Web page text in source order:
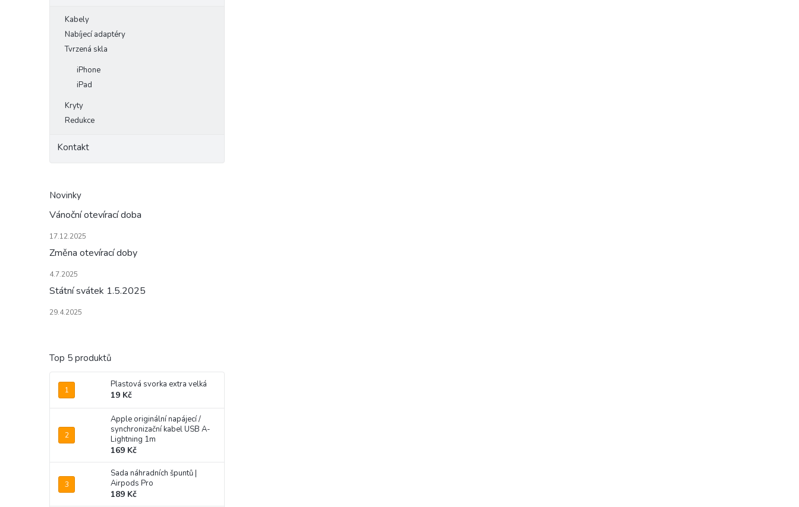
Kabely
Nabíjecí adaptéry
Tvrzená skla
iPhone
iPad
Kryty
Redukce
Kontakt
Novinky
Vánoční otevírací doba
17.12.2025
Změna otevírací doby
4.7.2025
Státní svátek 1.5.2025
29.4.2025
Top 5 produktů
Plastová svorka extra velká
19 Kč
Apple originální napájecí /
synchronizační kabel USB A-
Lightning 1m
169 Kč
Sada náhradních špuntů |
Airpods Pro
189 Kč